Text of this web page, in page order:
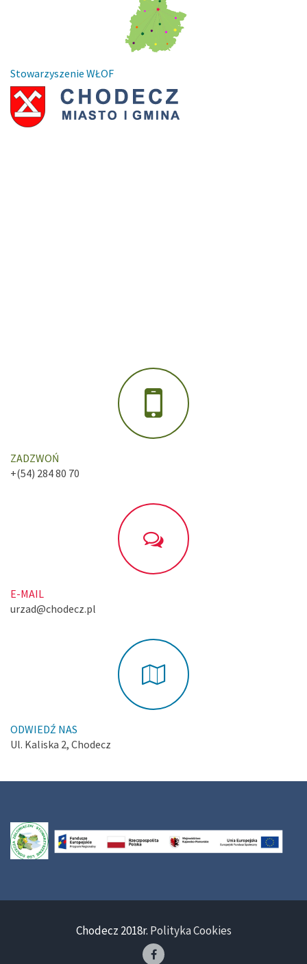
Stowarzyszenie WŁOF
ZADZWOŃ
+(54) 284 80 70
E-MAIL
urzad@chodecz.pl
ODWIEDŹ NAS
Ul. Kaliska 2, Chodecz
Chodecz 2018r. Polityka Cookies